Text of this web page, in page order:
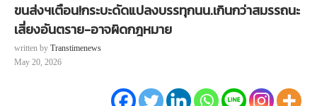
ขนส่งฯเตือน!กระบะดัดแปลงบรรทุกนน.เกินกว่าสมรรถนะ
เสี่ยงอันตราย-อาจผิดกฎหมาย
written by Transtimenews
May 20, 2026